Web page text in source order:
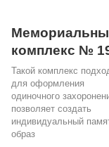
комплекс №
Такой комплекс
для оформления
одиночного
позволяет создать
индивидуальный
образ